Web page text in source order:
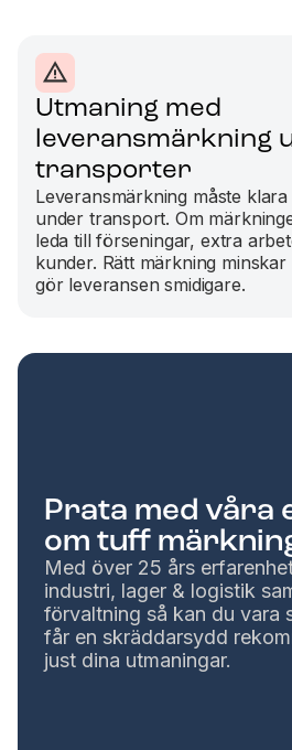
Utmaning med
leveransmärkning
transporter
Leveransmärkning måste
under transport. Om
leda till förseningar, extra
kunder. Rätt märkning
gör leveransen smidigare.
Prata med våra
om tuff
Med över 25 års
industri, lager & logistik
förvaltning så kan du vara
får en skräddarsydd
just dina utmaningar.